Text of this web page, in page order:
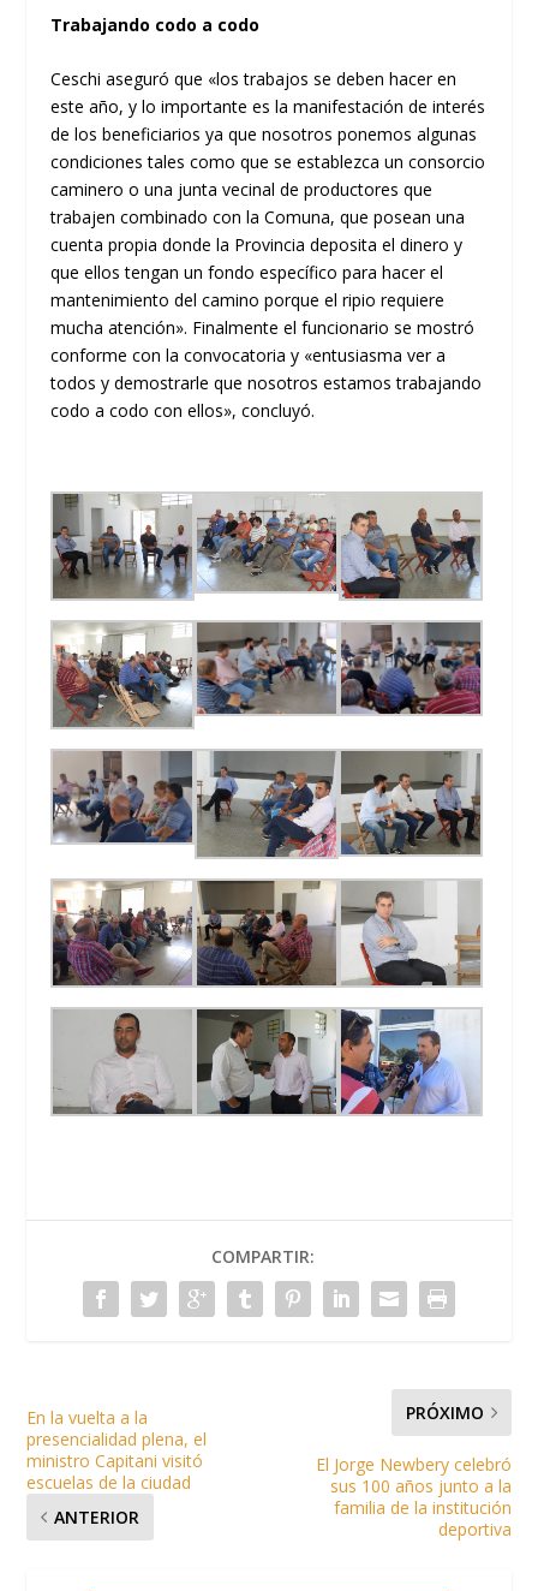
Trabajando codo a codo
Ceschi aseguró que «los trabajos se deben hacer en
este año, y lo importante es la manifestación de interés
de los beneficiarios ya que nosotros ponemos algunas
condiciones tales como que se establezca un consorcio
caminero o una junta vecinal de productores que
trabajen combinado con la Comuna, que posean una
cuenta propia donde la Provincia deposita el dinero y
que ellos tengan un fondo específico para hacer el
mantenimiento del camino porque el ripio requiere
mucha atención». Finalmente el funcionario se mostró
conforme con la convocatoria y «entusiasma ver a
todos y demostrarle que nosotros estamos trabajando
codo a codo con ellos», concluyó.
COMPARTIR:
En la vuelta a la
presencialidad plena, el
ministro Capitani visitó
escuelas de la ciudad
ANTERIOR
PRÓXIMO
El Jorge Newbery celebró
sus 100 años junto a la
familia de la institución
deportiva